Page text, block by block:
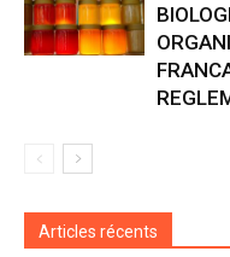
Articles récents